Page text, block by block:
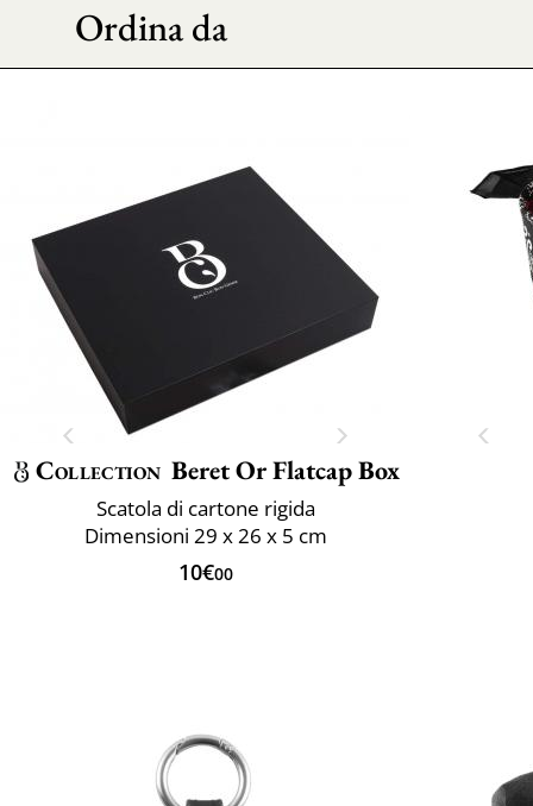
Ordina da
Collection Beret Or Flatcap Box
Scatola di cartone rigida
Dimensioni 29 x 26 x 5 cm
10€00